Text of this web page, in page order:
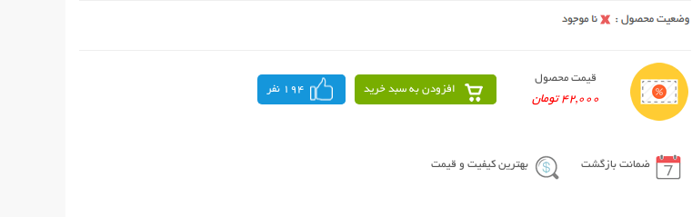
قیمت محصول
42,000 تومان
افزودن به سبد خرید 194 نفر
ضمانت بازگشت بهترین کیفیت و قیمت